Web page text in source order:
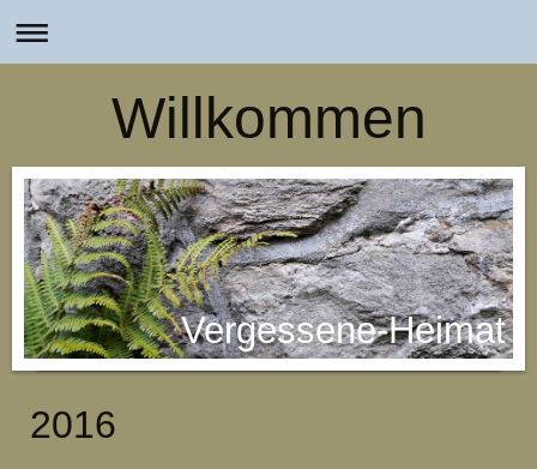
Willkommen
Vergessene-Heimat
2016